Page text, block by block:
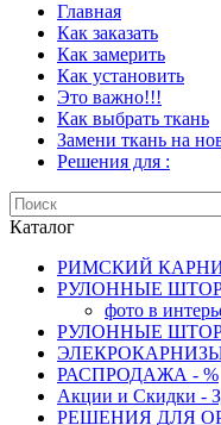
Главная
Как заказать
Как замерить
Как установить
Это важно!!!
Как выбрать ткань
Замени ткань на
Решения для :
Каталог
РИМСКИЙ
РУЛОННЫЕ ШТОРЫ
фото в
РУЛОННЫЕ
РАСПРОДАЖА - %
Акции и Скидки -
РЕШЕНИЯ ДЛЯ